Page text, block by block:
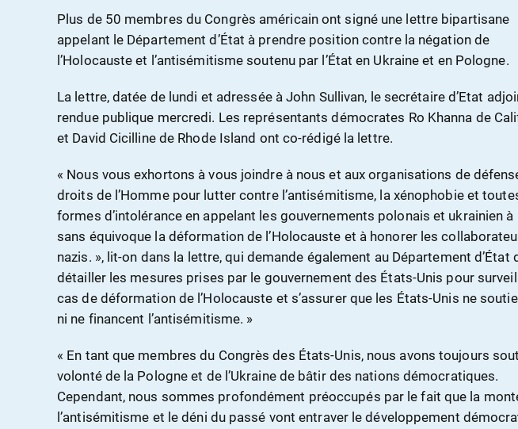
Plus de 50 membres du Congrès américain ont signé une lettre bipartisane
appelant le Département d’État à prendre position contre la négation de
l’Holocauste et l’antisémitisme soutenu par l’État en Ukraine et en Pologne.
La lettre, datée de lundi et adressée à John Sullivan, le secrétaire d’Etat
rendue publique mercredi. Les représentants démocrates Ro Khanna de
et David Cicilline de Rhode Island ont co-rédigé la lettre.
« Nous vous exhortons à vous joindre à nous et aux organisations de
droits de l’Homme pour lutter contre l’antisémitisme, la xénophobie et
formes d’intolérance en appelant les gouvernements polonais et ukrainien à
sans équivoque la déformation de l’Holocauste et à honorer les
nazis. », lit-on dans la lettre, qui demande également au Département d’État
détailler les mesures prises par le gouvernement des États-Unis pour
cas de déformation de l’Holocauste et s’assurer que les États-Unis ne
ni ne financent l’antisémitisme. »
« En tant que membres du Congrès des États-Unis, nous avons toujours
volonté de la Pologne et de l’Ukraine de bâtir des nations démocratiques.
Cependant, nous sommes profondément préoccupés par le fait que la
l’antisémitisme et le déni du passé vont entraver le développement